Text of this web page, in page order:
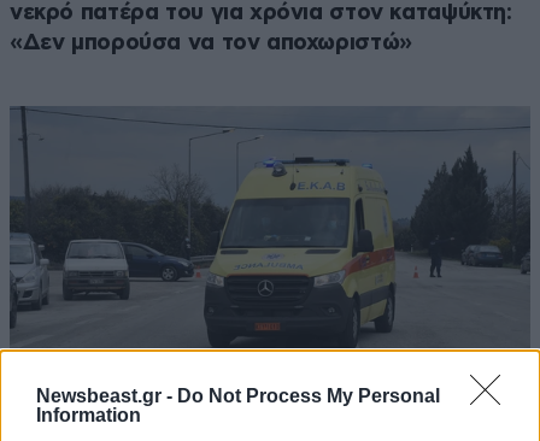
Newsbeast.gr - Do Not Process My Personal
Information
νεκρό πατέρα του για χρόνια στον καταψύκτη:
«Δεν μπορούσα να τον αποχωριστώ»